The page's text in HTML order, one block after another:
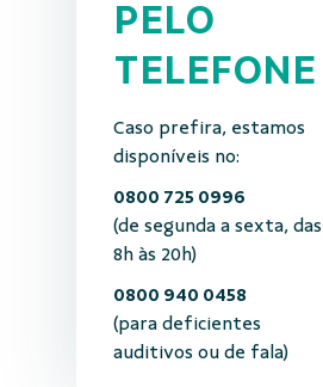
PELO
TELEFONE
Caso prefira, estamos
disponíveis no:
0800 725 0996
(de segunda a sexta, das
8h às 20h)
0800 940 0458
(para deficientes
auditivos ou de fala)